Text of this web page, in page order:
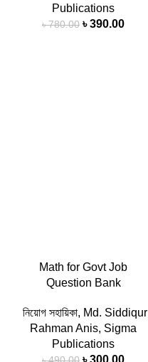
Publications
৳780.00 ৳390.00
Math for Govt Job
Question Bank
নিয়োগ সহায়িকা, Md. Siddiqur
Rahman Anis, Sigma
Publications